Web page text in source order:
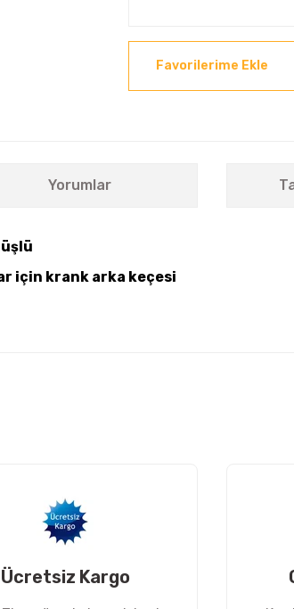
Yorumlar
için krank arka keçesi
Ücretsiz Kargo